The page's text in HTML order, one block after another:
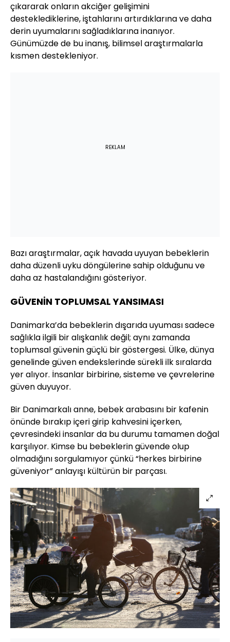
çıkararak onların akciğer gelişimini
desteklediklerine, iştahlarını artırdıklarına ve daha
derin uyumalarını sağladıklarına inanıyor.
Günümüzde de bu inanış, bilimsel araştırmalarla
kısmen destekleniyor.
REKLAM
Bazı araştırmalar, açık havada uyuyan bebeklerin
daha düzenli uyku döngülerine sahip olduğunu ve
daha az hastalandığını gösteriyor.
GÜVENİN TOPLUMSAL YANSIMASI
Danimarka’da bebeklerin dışarıda uyuması sadece
sağlıkla ilgili bir alışkanlık değil; aynı zamanda
toplumsal güvenin güçlü bir göstergesi. Ülke, dünya
genelinde güven endekslerinde sürekli ilk sıralarda
yer alıyor. İnsanlar birbirine, sisteme ve çevrelerine
güven duyuyor.
Bir Danimarkalı anne, bebek arabasını bir kafenin
önünde bırakıp içeri girip kahvesini içerken,
çevresindeki insanlar da bu durumu tamamen doğal
karşılıyor. Kimse bu bebeklerin güvende olup
olmadığını sorgulamıyor çünkü “herkes birbirine
güveniyor” anlayışı kültürün bir parçası.